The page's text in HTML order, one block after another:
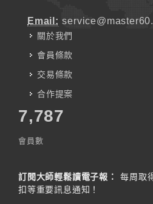
Email:
關於我們
會員條款
交易條款
合作提案
7,787
會員數
訂閱大師輕鬆讀電子報：
每周取
扣等重要訊息通知！